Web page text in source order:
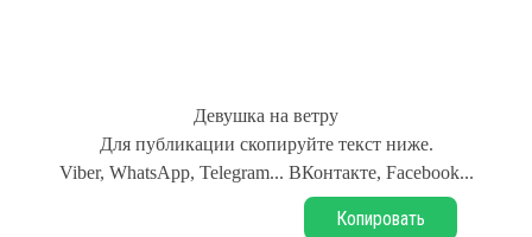
Девушка на ветру
Для публикации скопируйте текст ниже.
Viber, WhatsApp, Telegram... ВКонтакте, Facebook...
Копировать